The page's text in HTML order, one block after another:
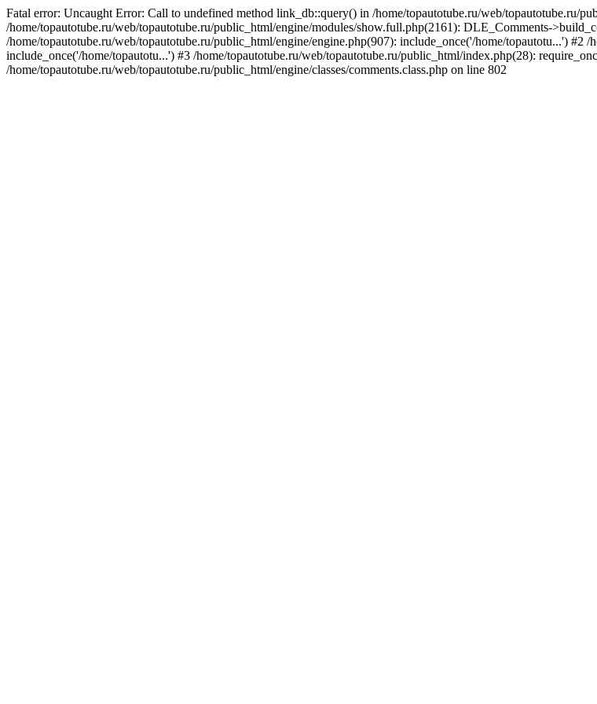
Fatal error: Uncaught Error: Call to undefined method link_db::query() in /home/topautotube.ru/web/topautotube.ru/
/home/topautotube.ru/web/topautotube.ru/public_html/engine/modules/show.full.php(2161): DLE_Comments-
/home/topautotube.ru/web/topautotube.ru/public_html/engine/engine.php(907): include_once('/home/topautotu...') #2
include_once('/home/topautotu...') #3 /home/topautotube.ru/web/topautotube.ru/public_html/index.php(28):
/home/topautotube.ru/web/topautotube.ru/public_html/engine/classes/comments.class.php on line 802